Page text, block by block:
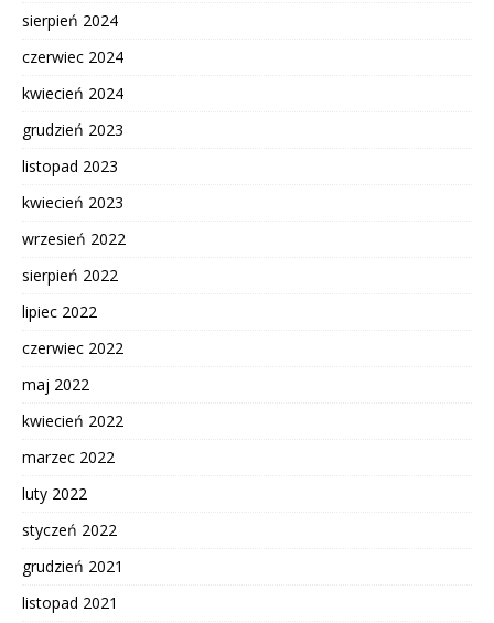
sierpień 2024
czerwiec 2024
kwiecień 2024
grudzień 2023
listopad 2023
kwiecień 2023
wrzesień 2022
sierpień 2022
lipiec 2022
czerwiec 2022
maj 2022
kwiecień 2022
marzec 2022
luty 2022
styczeń 2022
grudzień 2021
listopad 2021